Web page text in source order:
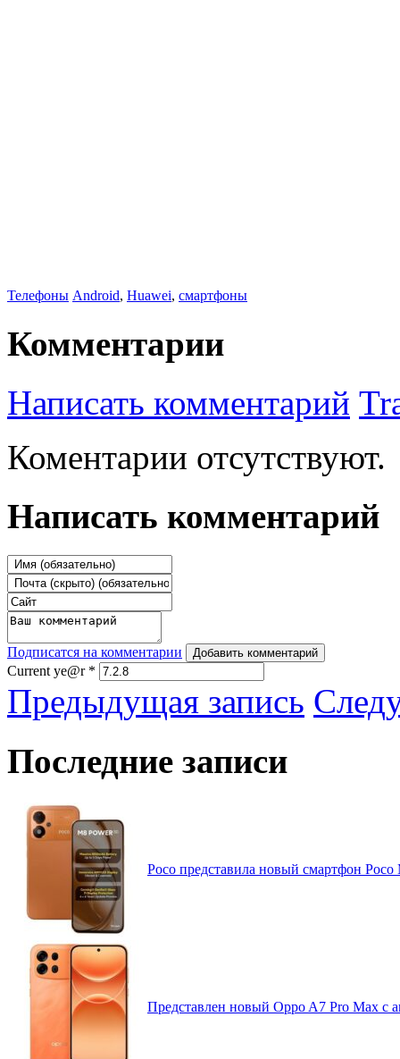
Телефоны Android, Huawei, смартфоны
Комментарии
Написать комментарий
Коментарии отсутствуют.
Написать комментарий
Подписатся на комментарии Добавить комментарий
Current ye@r *
Предыдущая запись
Последние записи
Poco представила новый смартфон
Представлен новый Oppo A7 Pro Max с